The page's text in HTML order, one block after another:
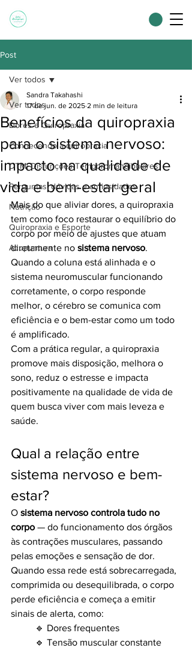
Post
Ver todos
Dores e Quiropraxia
Conhecendo a quiropraxia
DTM: Disfunções Temporomandibulares
Perguntas, dúvidas e curiosidades
Nutrição
Quiropraxia e Esporte
Acupuntura
Ver todos
Benefícios da quiropraxia
para o sistema nervoso:
impacto na qualidade de
vida e bem-estar geral
Sandra Takahashi
17 de jun. de 2025 2 min de leitura
Mais do que aliviar dores, a quiropraxia
tem como foco restaurar o equilíbrio do
corpo por meio de ajustes que atuam
diretamente no sistema nervoso.
Quando a coluna está alinhada e o
sistema neuromuscular funcionando
corretamente, o corpo responde
melhor, o cérebro se comunica com
eficiência e o bem-estar como um todo
é amplificado.
Com a prática regular, a quiropraxia
promove mais disposição, melhora o
sono, reduz o estresse e impacta
positivamente na qualidade de vida de
quem busca viver com mais leveza e
saúde.
Qual a relação entre
sistema nervoso e bem-
estar?
O sistema nervoso controla tudo no
corpo — do funcionamento dos órgãos
às contrações musculares, passando
pelas emoções e sensação de dor.
Quando essa rede está sobrecarregada,
comprimida ou desequilibrada, o corpo
perde eficiência e começa a emitir
sinais de alerta, como:
🔹 Dores frequentes
🔹 Tensão muscular constante